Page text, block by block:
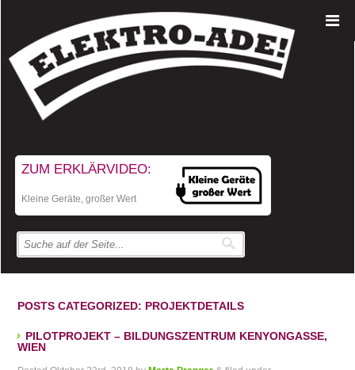
ZUM ERKLÄRVIDEO:
Kleine Geräte, großer Wert
POSTS CATEGORIZED: PROJEKTDETAILS
PILOTPROJEKT – BILDUNGSZENTRUM KENYONGASSE,
WIEN